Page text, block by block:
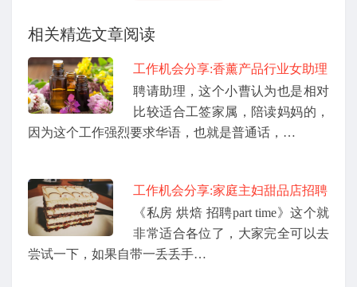
相关精选文章阅读
工作机会分享:香薰产品行业女助理
聘请助理，这个小曹认为也是相对
比较适合工签家属，陪读妈妈的，
因为这个工作强烈要求华语，也就是普通话，…
工作机会分享:家庭主妇甜品店招聘
《私房 烘焙 招聘part time》这个就
非常适合各位了，大家完全可以去
尝试一下，如果自带一丢丢手…